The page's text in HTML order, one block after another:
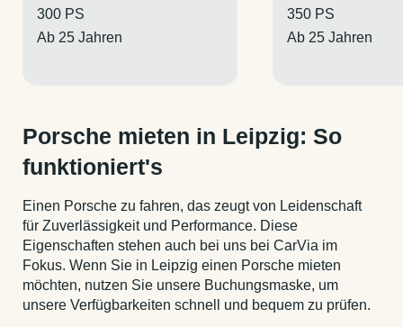
300 PS
Ab 25 Jahren
350 PS
Ab 25 Jahren
Porsche mieten in Leipzig: So
funktioniert's
Einen Porsche zu fahren, das zeugt von Leidenschaft
für Zuverlässigkeit und Performance. Diese
Eigenschaften stehen auch bei uns bei CarVia im
Fokus. Wenn Sie in Leipzig einen Porsche mieten
möchten, nutzen Sie unsere Buchungsmaske, um
unsere Verfügbarkeiten schnell und bequem zu prüfen.